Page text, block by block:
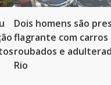
Dois homens são
flagrante com carros
roubados e
Rio